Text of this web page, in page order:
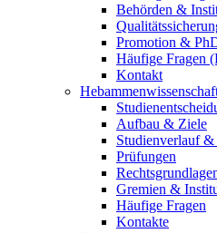
Behörden &
Promotion &
Häufige Fragen
Kontakt
Aufbau & Ziele
Studienverlauf
Prüfungen
Gremien &
Häufige Fragen
Kontakte